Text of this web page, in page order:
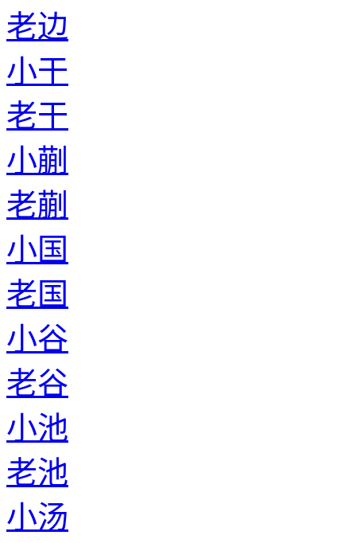
老边
小干
老干
小蒯
老蒯
小国
老国
小谷
老谷
小池
老池
小汤